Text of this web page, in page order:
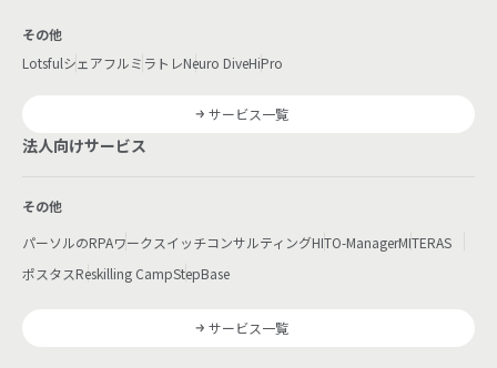
その他
LotsfulシェアフルミラトレNeuro DiveHiPro
サービス一覧
法人向けサービス
その他
パーソルのRPAワークスイッチコンサルティングHITO-ManagerMITERAS
ポスタスReskilling CampStepBase
サービス一覧